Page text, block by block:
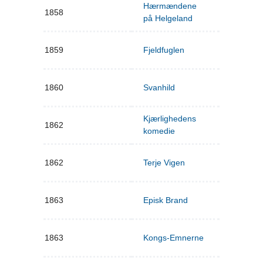
1858
Hærmændene
på Helgeland
1859 Fjeldfuglen
1860 Svanhild
1862
Kjærlighedens
komedie
1862 Terje Vigen
1863 Episk Brand
1863 Kongs-Emnerne